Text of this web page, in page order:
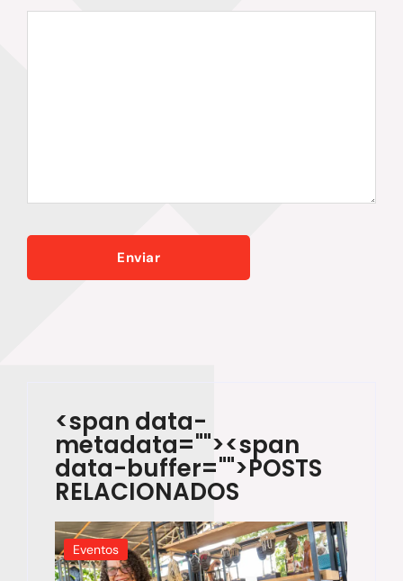
<span data-
metadata=""><span
data-buffer="">POSTS
RELACIONADOS
Eventos